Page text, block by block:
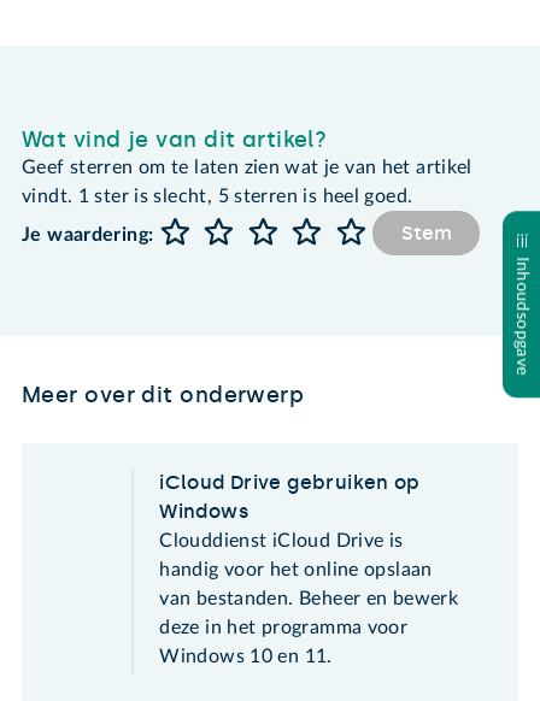
Inhoudsopgave
Wat vind je van dit artikel?
Geef sterren om te laten zien wat je van het artikel
vindt. 1 ster is slecht, 5 sterren is heel goed.
Je waardering:
Stem
Meer over dit onderwerp
iCloud Drive gebruiken op
Windows
Clouddienst iCloud Drive is
handig voor het online opslaan
van bestanden. Beheer en bewerk
deze in het programma voor
Windows 10 en 11.